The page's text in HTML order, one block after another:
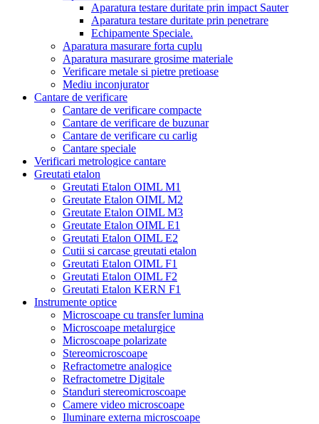
Aparatura testare duritate prin impact Sauter
Aparatura testare duritate prin penetrare
Echipamente Speciale.
Aparatura masurare forta cuplu
Aparatura masurare grosime materiale
Verificare metale si pietre pretioase
Mediu inconjurator
Cantare de verificare
Cantare de verificare compacte
Cantare de verificare de buzunar
Cantare de verificare cu carlig
Cantare speciale
Verificari metrologice cantare
Greutati etalon
Greutati Etalon OIML M1
Greutate Etalon OIML M2
Greutate Etalon OIML M3
Greutate Etalon OIML E1
Greutati Etalon OIML E2
Cutii si carcase greutati etalon
Greutati Etalon OIML F1
Greutati Etalon OIML F2
Greutati Etalon KERN F1
Instrumente optice
Microscoape cu transfer lumina
Microscoape metalurgice
Microscoape polarizate
Stereomicroscoape
Refractometre analogice
Refractometre Digitale
Standuri stereomicroscoape
Camere video microscoape
Iluminare externa microscoape